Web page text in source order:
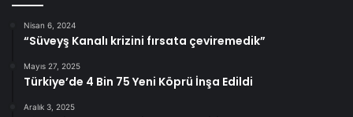
Nisan 6, 2024
“Süveyş Kanalı krizini fırsata çeviremedik”
Mayıs 27, 2025
Türkiye’de 4 Bin 75 Yeni Köprü İnşa Edildi
Aralık 3, 2025